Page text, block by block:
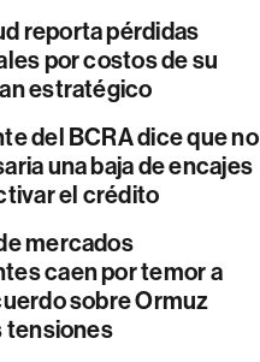
reporta pérdidas
por costos de su
estratégico
del BCRA dice que no
una baja de encajes
el crédito
mercados
caen por temor a
sobre Ormuz
tensiones